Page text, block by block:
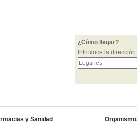
¿Cómo llegar?
Introduce la
y Sanidad